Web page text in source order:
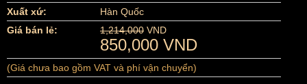
Xuất xứ:
Hàn Quốc
Giá bán lẻ:
1,214,000 VND
850,000 VND
(Giá chưa bao gồm VAT và phí vận chuyển)